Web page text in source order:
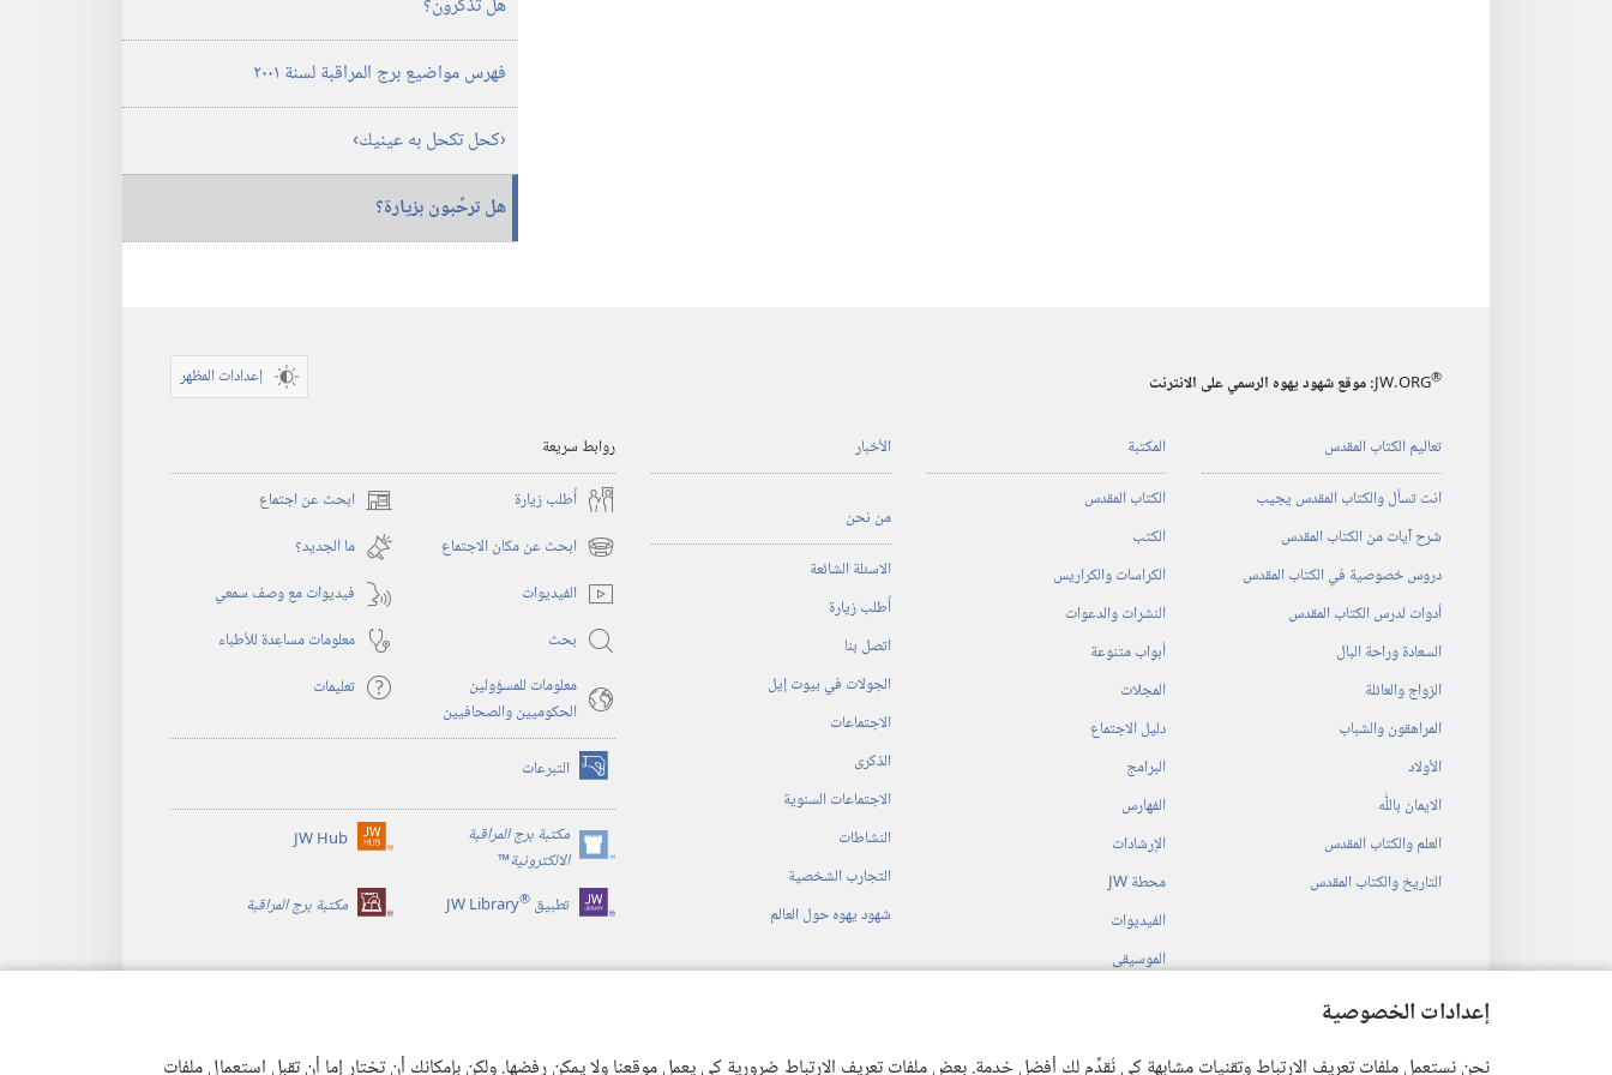
إعدادات الخصوصية
نحن نستعمل ملفات تعريف الارتباط وتقنيات مشابهة كي نُقدِّم لك أفضل خدمة. بعض ملفات تعريف الارتباط ضرورية كي يعمل موقعنا ولا يمكن رفضها. ولكن بإمكانك أن تختار إما أن تقبل استعمال ملفات
هل تذكرون؟‏
فهرس مواضيع برج المراقبة لسنة ٢٠٠١
‏‹كحل تكحل به عينيك›‏
هل ترحِّبون بزيارة؟‏
JW.ORG® :‏ موقع شهود يهوه الرسمي على الانترنت إعدادات المظهر
تعاليم الكتاب المقدس
انت تسأل والكتاب المقدس يجيب
شرح آيات من الكتاب المقدس
دروس خصوصية في الكتاب المقدس
أدوات لدرس الكتاب المقدس
السعادة وراحة البال
الزواج والعائلة
المراهقون والشباب
الأولاد
الايمان باللّٰه
العلم والكتاب المقدس
التاريخ والكتاب المقدس
المكتبة
الكتاب المقدس
الكتب
الكراسات والكراريس
النشرات والدعوات
أبواب متنوعة
المجلات
دليل الاجتماع
البرامج
الفهارس
الإرشادات
محطة‏ ‏JW
الفيديوات
الموسيقى
الأخبار
من نحن
الاسئلة الشائعة
أُطلب زيارة
اتصل بنا
الجولات في بيوت إيل
الاجتماعات
الذكرى
الاجتماعات السنوية
النشاطات
التجارب الشخصية
شهود يهوه حول العالم
روابط سريعة
أُطلب زيارة
ابحث عن اجتماع (يفتح
نافذة
جديدة)
ابحث عن مكان الاجتماع (يفتح
نافذة
ما الجديد؟‏
الفيديوات
فيديوات مع وصف سمعي
بحث
معلومات مساعِدة للأطباء
معلومات للمسؤولين
الحكوميين والصحافيين
تعليمات
التبرعات (يفتح
نافذة
جديدة) مكتبة برج المراقبة
الالكترونية™
(يفتح
نافذة
جديدة)
JW Hub (يفتح
جديدة)
تطبيق ®
JW Library مكتبة برج المراقبة